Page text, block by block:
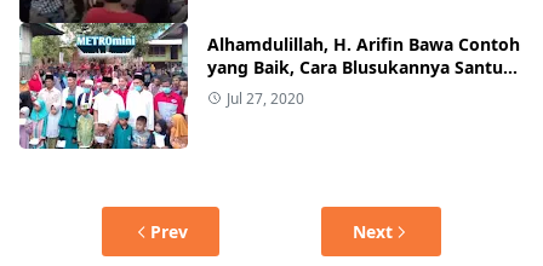
Alhamdulillah, H. Arifin Bawa Contoh
yang Baik, Cara Blusukannya Santuni
Anak Yatim dan Lansia Diikuti IDP
Jul 27, 2020
Prev Next